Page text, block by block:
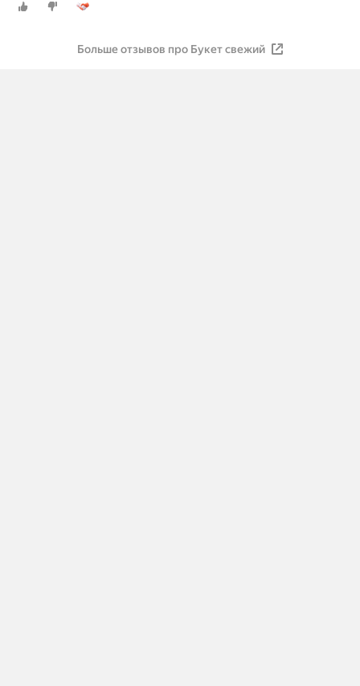
Больше отзывов про Букет свежий